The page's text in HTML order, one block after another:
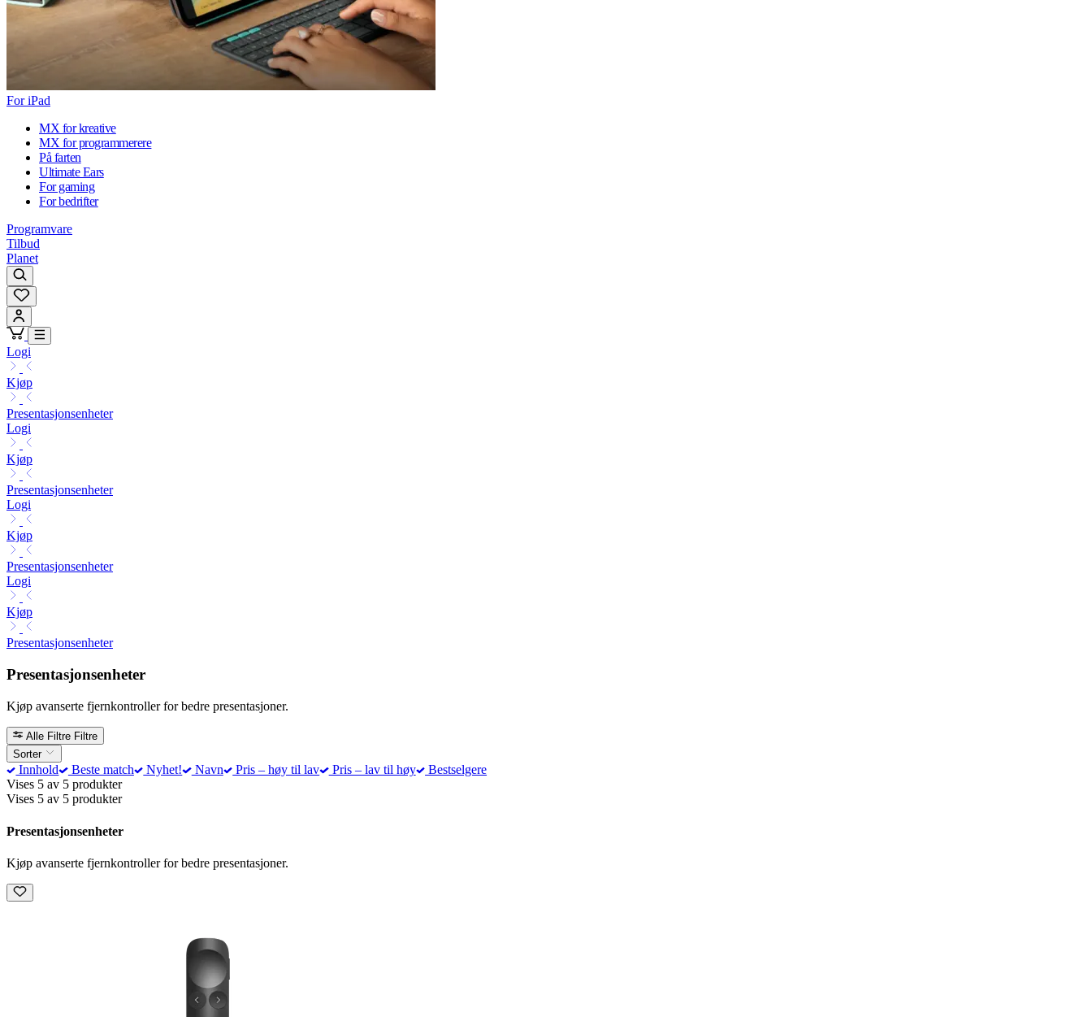
For iPad
MX for kreative
MX for programmerere
På farten
Ultimate Ears
For gaming
For bedrifter
Programvare
Tilbud
Planet
Logi
Kjøp
Presentasjonsenheter
Logi
Kjøp
Presentasjonsenheter
Logi
Kjøp
Presentasjonsenheter
Logi
Kjøp
Presentasjonsenheter
Presentasjonsenheter
Kjøp avanserte fjernkontroller for bedre presentasjoner.
Alle Filtre Filtre
Sorter
Innhold Beste match Nyhet! Navn Pris – høy til lav Pris – lav til høy
Bestselgere
Vises 5 av 5 produkter
Vises 5 av 5 produkter
Presentasjonsenheter
Kjøp avanserte fjernkontroller for bedre presentasjoner.